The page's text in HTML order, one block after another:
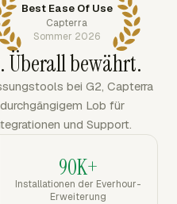
Best Ease Of Use
Capterra
Sommer 2026
Überall bewährt.
bei G2, Capterra
Lob für
und Support.
90K+
Installationen der Everhour-
Erweiterung